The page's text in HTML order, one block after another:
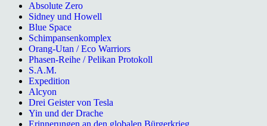
Absolute Zero
Sidney und Howell
Blue Space
Schimpansenkomplex
Orang-Utan / Eco Warriors
Phasen-Reihe / Pelikan Protokoll
S.A.M.
Expedition
Alcyon
Drei Geister von Tesla
Yin und der Drache